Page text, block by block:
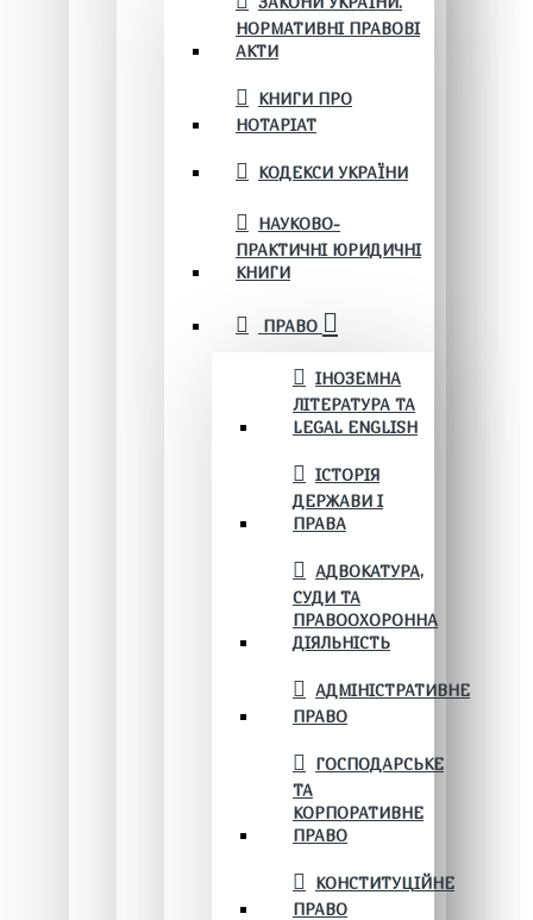
НОРМАТИВНІ ПРАВОВІ
АКТИ
КНИГИ ПРО
НОТАРІАТ
КОДЕКСИ УКРАЇНИ
НАУКОВО-
ПРАКТИЧНІ ЮРИДИЧНІ
КНИГИ
ПРАВО
ІНОЗЕМНА
ЛІТЕРАТУРА ТА
LEGAL ENGLISH
ІСТОРІЯ
ДЕРЖАВИ І
ПРАВА
АДВОКАТУРА,
СУДИ ТА
ПРАВООХОРОННА
ДІЯЛЬНІСТЬ
АДМІНІСТРАТИВНЕ
ПРАВО
ГОСПОДАРСЬКЕ
ТА
КОРПОРАТИВНЕ
ПРАВО
КОНСТИТУЦІЙНЕ
ПРАВО